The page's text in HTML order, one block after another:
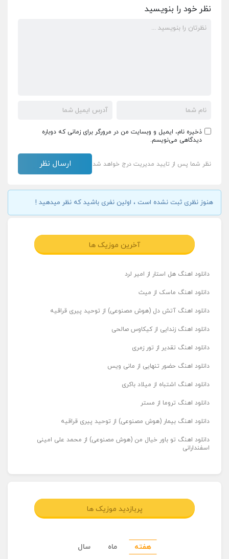
نظر خود را بنویسید
ذخیره نام، ایمیل و وبسایت من در مرورگر برای زمانی که دوباره
دیدگاهی می‌نویسم.
نظر شما پس از تایید مدیریت درج خواهد شد
هنوز نظری ثبت نشده است ، اولین نفری باشید که نظر میدهید !
آخرین موزیک ها
دانلود اهنگ هل استار از امیر لرد
دانلود اهنگ ماسک از میث
دانلود اهنگ آتش دل (هوش مصنوعی) از توحید پیری قراقیه
دانلود اهنگ زندایی از کیکاوس صالحی
دانلود اهنگ تقدیر از تور زمری
دانلود اهنگ حضور تنهایی از مانی ویس
دانلود اهنگ اشتباه از میلاد باکری
دانلود اهنگ تروما از مستر
دانلود اهنگ بیمار (هوش مصنوعی) از توحید پیری قراقیه
دانلود اهنگ تو باور خیال من (هوش مصنوعی) از محمد علی امینی
اسفندارانی
پربازدید موزیک ها
هفته ماه سال